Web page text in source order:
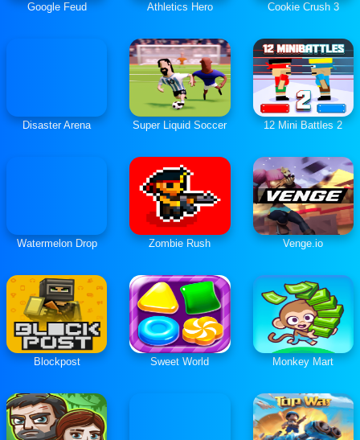
Google Feud Athletics Hero Cookie Crush 3
Disaster Arena Super Liquid Soccer 12 Mini Battles 2
Watermelon Drop Zombie Rush Venge.io
Blockpost Sweet World Monkey Mart